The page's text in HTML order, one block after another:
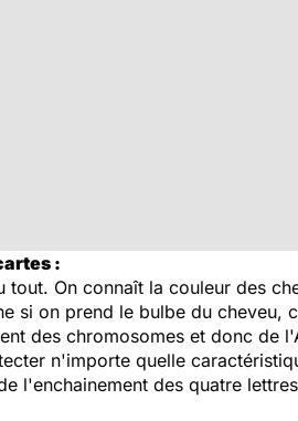
:
On connaît la couleur des
si on prend le bulbe du cheveu,
des chromosomes et donc de
n'importe quelle
l'enchainement des quatre